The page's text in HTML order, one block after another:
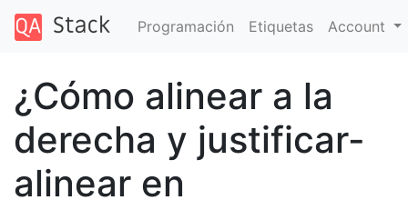
Programación Etiquetas Account
¿Cómo alinear a la
derecha y justificar-
alinear en